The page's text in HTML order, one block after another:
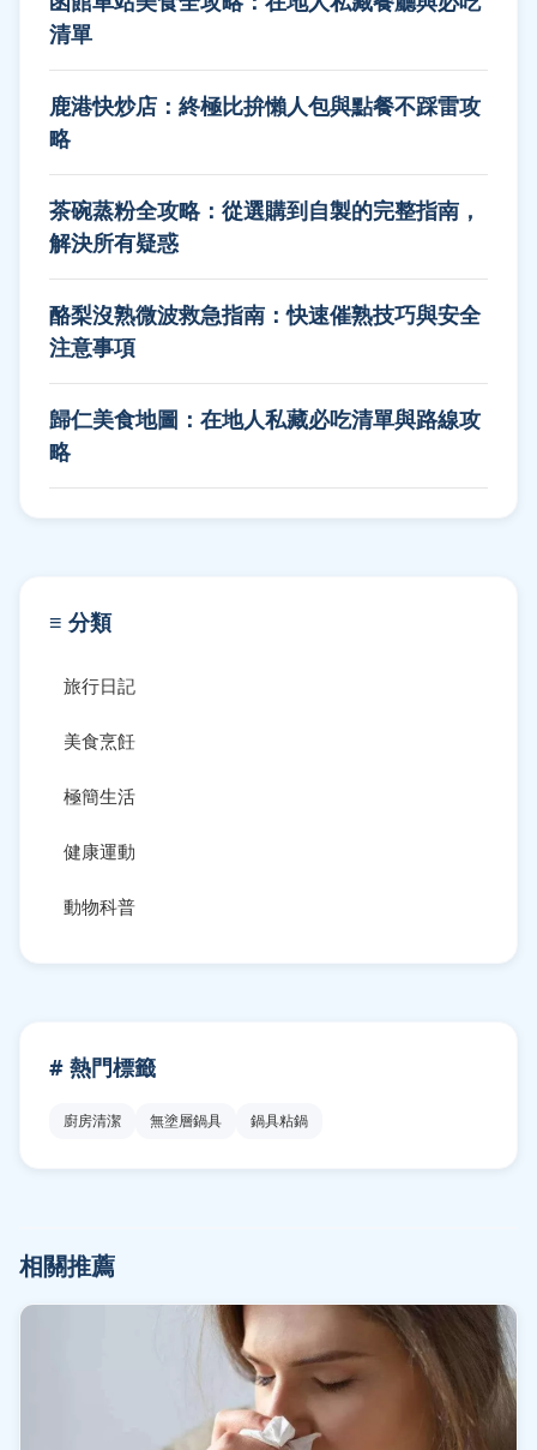
清單
鹿港快炒店：終極比拚懶人包與點餐不踩雷攻
略
茶碗蒸粉全攻略：從選購到自製的完整指南，
解決所有疑惑
酪梨沒熟微波救急指南：快速催熟技巧與安全
注意事項
歸仁美食地圖：在地人私藏必吃清單與路線攻
略
≡ 分類
旅行日記
美食烹飪
極簡生活
健康運動
動物科普
# 熱門標籤
廚房清潔 無塗層鍋具 鍋具粘鍋
相關推薦